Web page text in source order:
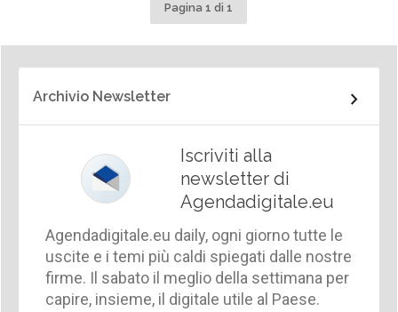
Pagina 1 di 1
Archivio Newsletter
Iscriviti alla
newsletter di
Agendadigitale.eu
Agendadigitale.eu daily, ogni giorno tutte le
uscite e i temi più caldi spiegati dalle nostre
firme. Il sabato il meglio della settimana per
capire, insieme, il digitale utile al Paese.